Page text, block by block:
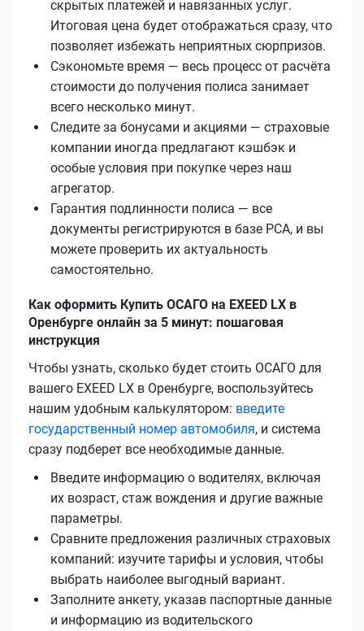
скрытых платежей и навязанных услуг.
Итоговая цена будет отображаться сразу, что
позволяет избежать неприятных сюрпризов.
Сэкономьте время — весь процесс от расчёта
стоимости до получения полиса занимает
всего несколько минут.
Следите за бонусами и акциями — страховые
компании иногда предлагают кэшбэк и
особые условия при покупке через наш
агрегатор.
Гарантия подлинности полиса — все
документы регистрируются в базе РСА, и вы
можете проверить их актуальность
самостоятельно.
Как оформить Купить ОСАГО на EXEED LX в
Оренбурге онлайн за 5 минут: пошаговая
инструкция
Чтобы узнать, сколько будет стоить ОСАГО для
вашего EXEED LX в Оренбурге, воспользуйтесь
нашим удобным калькулятором: введите
государственный номер автомобиля, и система
сразу подберет все необходимые данные.
Введите информацию о водителях, включая
их возраст, стаж вождения и другие важные
параметры.
Сравните предложения различных страховых
компаний: изучите тарифы и условия, чтобы
выбрать наиболее выгодный вариант.
Заполните анкету, указав паспортные данные
и информацию из водительского